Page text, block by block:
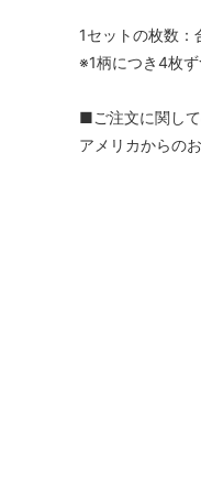
1セットの枚数
※1柄につき4枚ず
■ご注文に関し
アメリカからの